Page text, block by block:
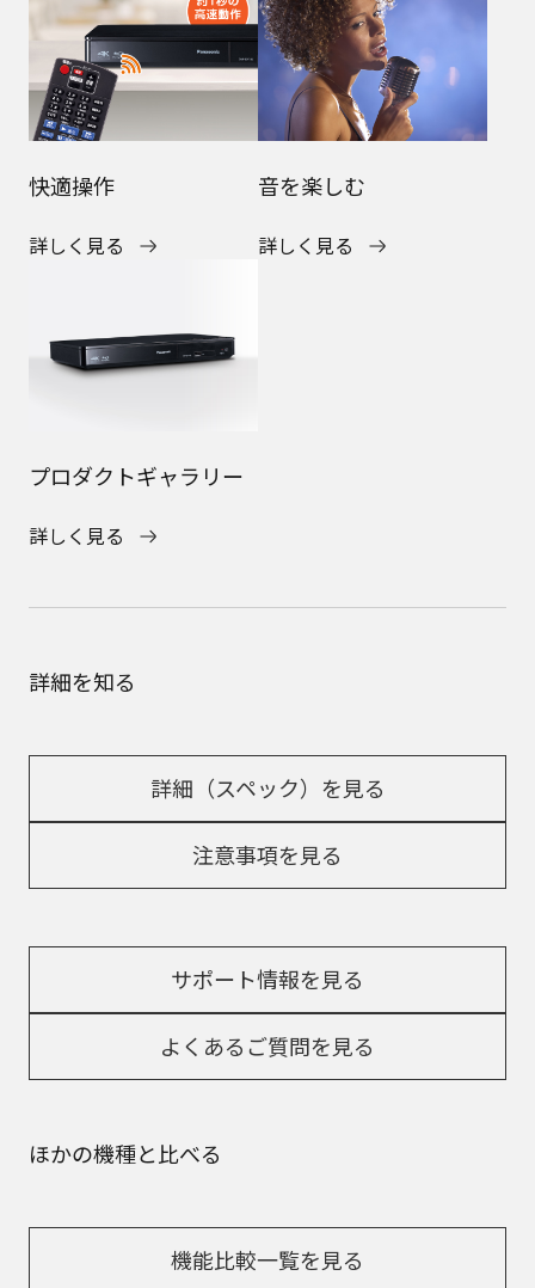
快適操作
詳しく見る
音を楽しむ
詳しく見る
プロダクトギャラリー
詳しく見る
詳細を知る
詳細（スペック）を見る
注意事項を見る
サポート情報を見る
よくあるご質問を見る
ほかの機種と比べる
機能比較一覧を見る